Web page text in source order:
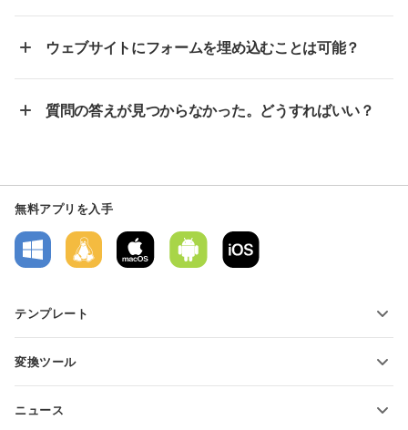
ウェブサイトにフォームを埋め込むことは可能？
質問の答えが見つからなかった。どうすればいい？
無料アプリを入手
テンプレート
テキスト文書テンプレート
変換ツール
スプレッドシートの変換
ニュース